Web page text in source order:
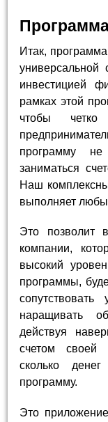
Итак,
универсальной
инвестицией
рамках этой
чтобы
программу
заниматься
Наш
выполняет
Это позволит
компании,
высокий
программы,
наращивать
действуя
счетом своей
сколько
программу.
Это